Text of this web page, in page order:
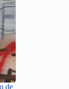
de